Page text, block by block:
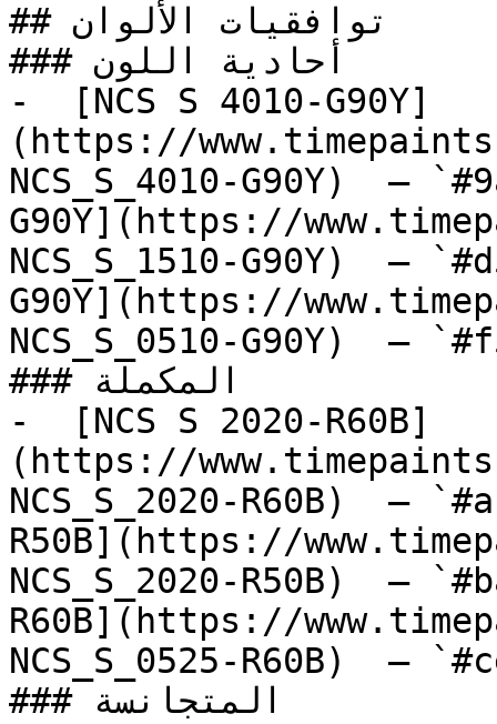
## توافقيات الألوان
### أحادية اللون
-  [NCS S 4010-G90Y]
(https://
NCS_S_4010-G90Y)  —
G90Y](https://
NCS_S_1510-G90Y)  —
G90Y](https://
NCS_S_0510-G90Y)  —
### المكملة
-  [NCS S 2020-R60B]
(https://
NCS_S_2020-R60B)  —
R50B](https://
NCS_S_2020-R50B)  —
R60B](https://
NCS_S_0525-R60B)  —
### المتجانسة